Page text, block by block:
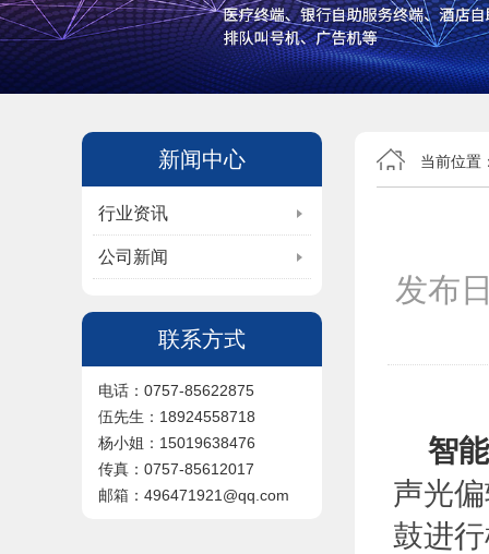
新闻中心
行业资讯
公司新闻
联系方式
电话：0757-85622875
伍先生：18924558718
杨小姐：15019638476
传真：0757-85612017
邮箱：496471921@qq.com
当前位置
发布
智
声光
鼓进